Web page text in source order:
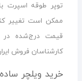
توپر طوقه اسپرت
ممکن است تغییر
قیمت درج‌شده در
کارشناسان فروش